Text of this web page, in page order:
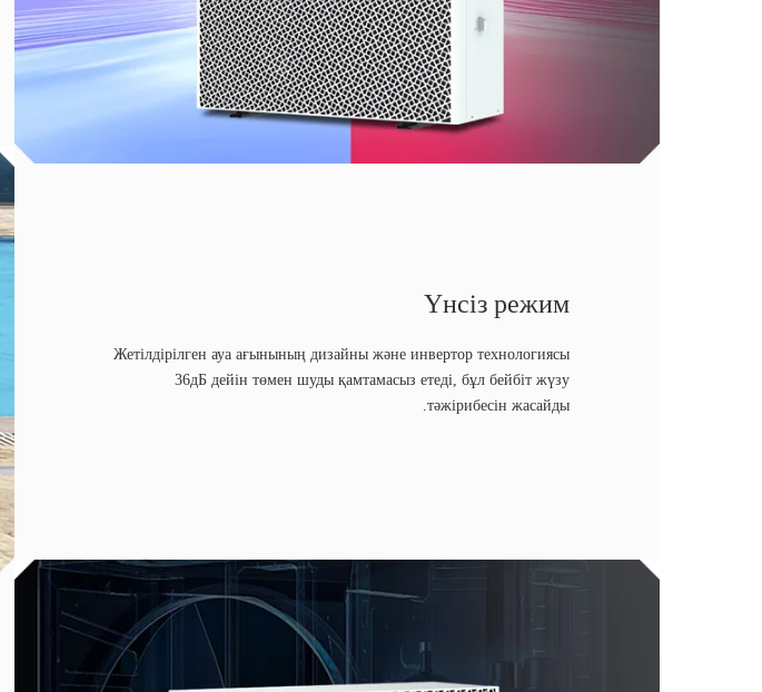
Үнсіз режим
Жетілдірілген ауа ағынының дизайны және инвертор технологиясы
36дБ дейін төмен шуды қамтамасыз етеді, бұл бейбіт жүзу
тәжірибесін жасайды.